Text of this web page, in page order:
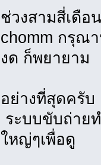
ช่วงสามสี่เดื
chomm กรุณ
งด ก็พยายาม
อย่างที่สุดครั
ระบบขับถ่าย
ใหญ่ๆเพื่อดู